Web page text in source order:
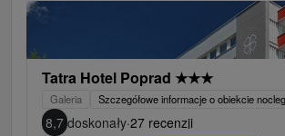
Tatra Hotel Poprad ★★★
Galeria Szczegółowe informacje o obiekcie
8,7 doskonały·27 recenzji